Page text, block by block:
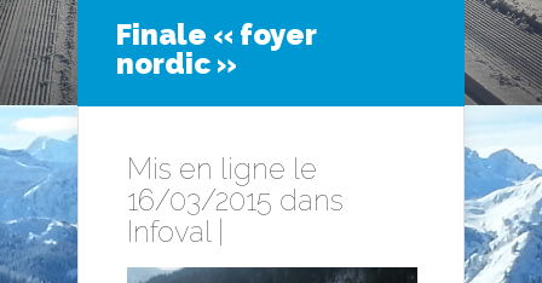
Finale « foyer
nordic »
Mis en ligne le
16/03/2015 dans
Infoval